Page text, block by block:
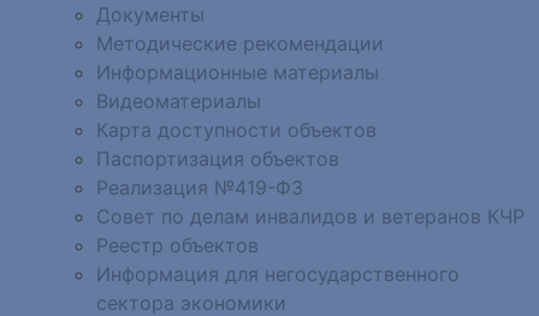
Документы
Методические рекомендации
Информационные материалы
Видеоматериалы
Карта доступности объектов
Паспортизация объектов
Реализация №419-ФЗ
Совет по делам инвалидов и ветеранов КЧР
Реестр объектов
Информация для негосударственного
сектора экономики